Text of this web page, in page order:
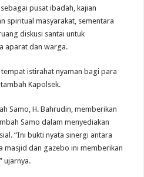
pusat ibadah, kajian
spiritual masyarakat, sementara
diskusi santai untuk
aparat dan warga.
istirahat nyaman bagi para
Kapolsek.
Samo, H. Bahrudin, memberikan
Samo dalam menyediakan
“Ini bukti nyata sinergi antara
masjid dan gazebo ini memberikan
ujarnya.